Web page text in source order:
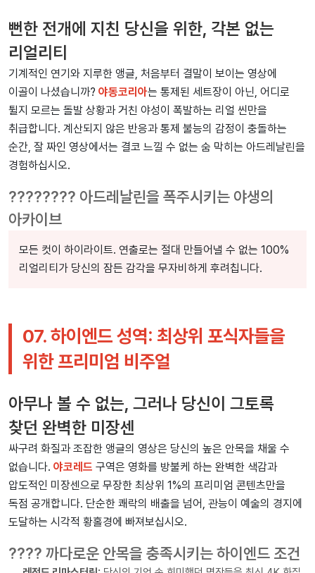
뻔한 전개에 지친 당신을 위한, 각본 없는
리얼리티
기계적인 연기와 지루한 앵글, 처음부터 결말이 보이는 영상에
이골이 나셨습니까? 야동코리아는 통제된 세트장이 아닌, 어디로
튈지 모르는 돌발 상황과 거친 야성이 폭발하는 리얼 씬만을
취급합니다. 계산되지 않은 반응과 통제 불능의 감정이 충돌하는
순간, 잘 짜인 영상에서는 결코 느낄 수 없는 숨 막히는 아드레날린을
경험하십시오.
???????? 아드레날린을 폭주시키는 야생의
아카이브
모든 컷이 하이라이트. 연출로는 절대 만들어낼 수 없는 100%
리얼리티가 당신의 잠든 감각을 무자비하게 후려칩니다.
07. 하이엔드 성역: 최상위 포식자들을
위한 프리미엄 비주얼
아무나 볼 수 없는, 그러나 당신이 그토록
찾던 완벽한 미장센
싸구려 화질과 조잡한 앵글의 영상은 당신의 높은 안목을 채울 수
없습니다. 야코레드 구역은 영화를 방불케 하는 완벽한 색감과
압도적인 미장센으로 무장한 최상위 1%의 프리미엄 콘텐츠만을
독점 공개합니다. 단순한 쾌락의 배출을 넘어, 관능이 예술의 경지에
도달하는 시각적 황홀경에 빠져보십시오.
???? 까다로운 안목을 충족시키는 하이엔드 조건